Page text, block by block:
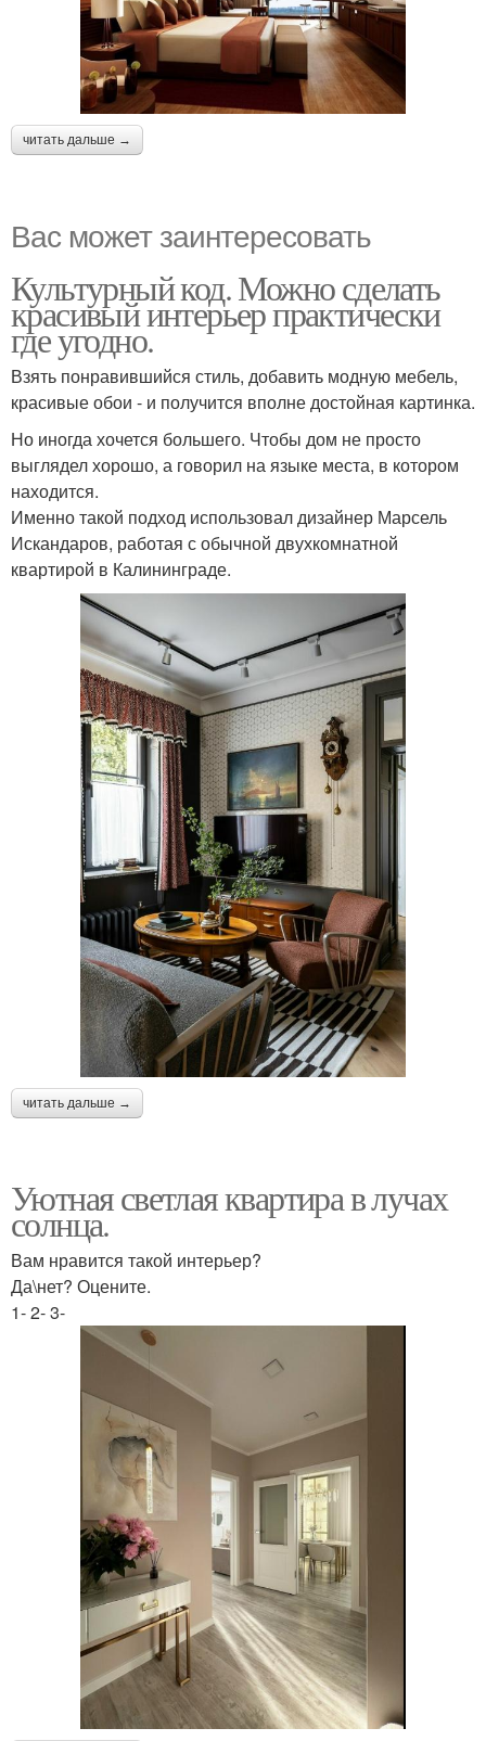
читать дальше →
Вас может заинтересовать
Культурный код. Можно сделать
красивый интерьер практически
где угодно.
Взять понравившийся стиль, добавить модную мебель,
красивые обои - и получится вполне достойная картинка.
Но иногда хочется большего. Чтобы дом не просто
выглядел хорошо, а говорил на языке места, в котором
находится.
Именно такой подход использовал дизайнер Марсель
Искандаров, работая с обычной двухкомнатной
квартирой в Калининграде.
читать дальше →
Уютная светлая квартира в лучах
солнца.
Вам нравится такой интерьер?
Да\нет? Оцените.
1- 2- 3-